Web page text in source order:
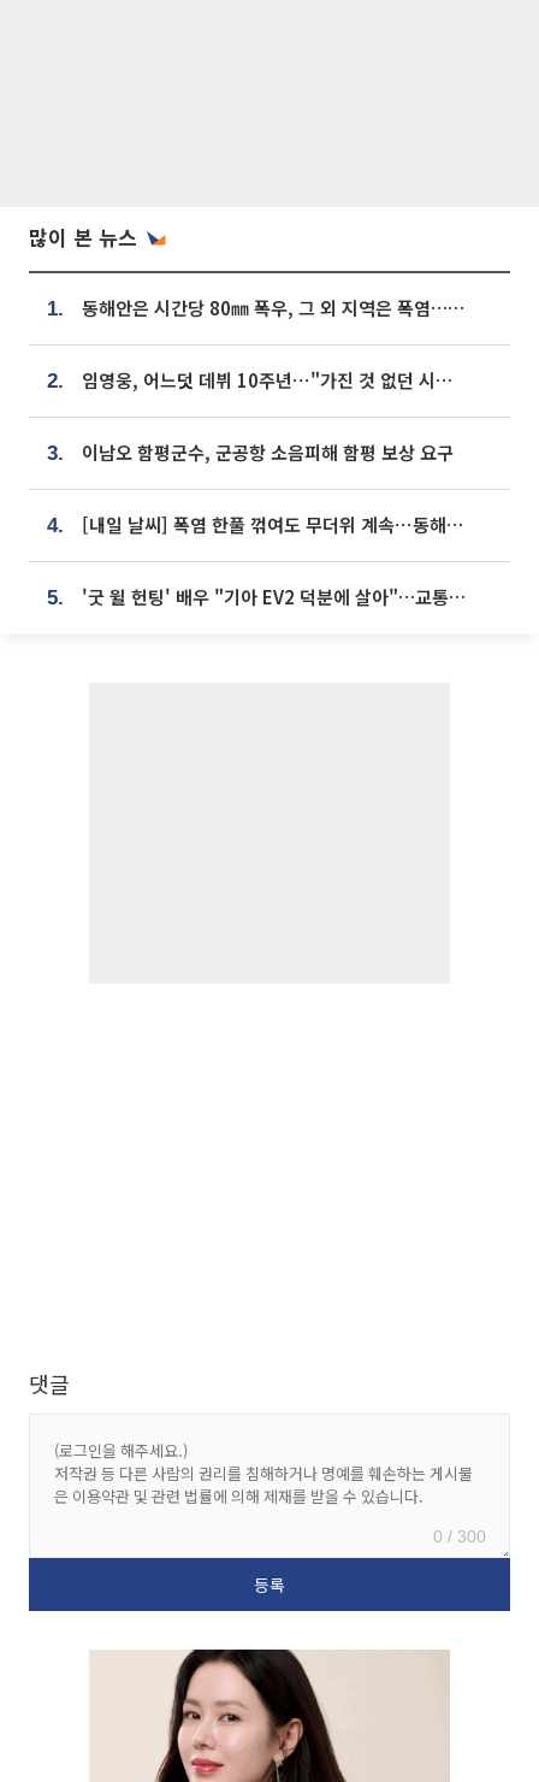
많이 본 뉴스
1. 동해안은 시간당 80㎜ 폭우, 그 외 지역은 폭염…‘극과 극 날씨’
2. 임영웅, 어느덧 데뷔 10주년⋯"가진 것 없던 시절, 내 앞엔 20명의 팬뿐"
3. 이남오 함평군수, 군공항 소음피해 함평 보상 요구
4. [내일 날씨] 폭염 한풀 꺾여도 무더위 계속⋯동해안 이틀 연속 비
5. '굿 윌 헌팅' 배우 "기아 EV2 덕분에 살아"…교통사고 후 안전성 극찬
댓글
0 / 300